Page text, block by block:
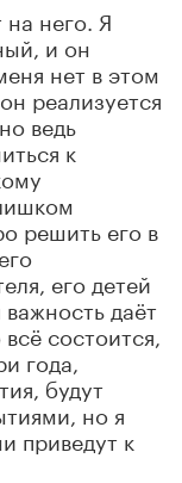
него. Я
и он
нет в этом
реализуется
ведь
к
решить его в
его детей
даёт
состоится,
года,
будут
но я
приведут к